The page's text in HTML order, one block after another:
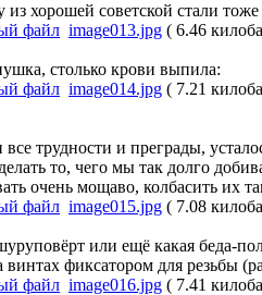
хорошей советской стали
image013.jpg ( 6.46
столько крови выпила:
image014.jpg ( 7.21
трудности и преграды,
то, чего мы так долго
очень мощаво, колбасить их
image015.jpg ( 7.08
или ещё какая беда-
фиксатором для резьбы
image016.jpg ( 7.41